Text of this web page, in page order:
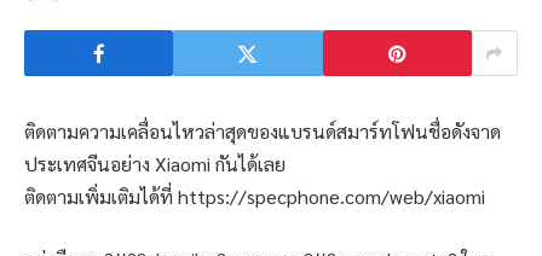
ติดตามความเคลื่อนไหวล่าสุดของแบรนด์สมาร์ทโฟนชื่อดังจาด
ประเทศจีนอย่าง Xiaomi กันได้เลย
ติดตามเพิ่มเติมได้ที่ https://specphone.com/web/xiaomi